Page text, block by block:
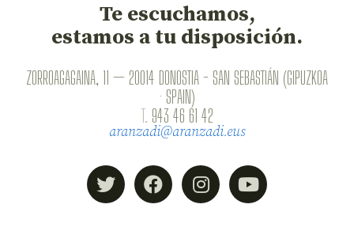
Te escuchamos,
estamos a tu disposición.
ZORROAGAGAINA, 11 — 20014 DONOSTIA - SAN SEBASTIÁN (GIPUZKOA
· SPAIN)
T. 943 46 61 42
aranzadi@aranzadi.eus